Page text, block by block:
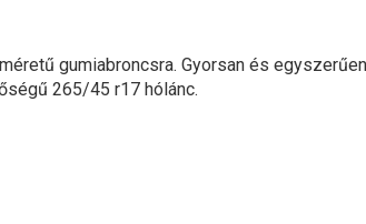
gumiabroncsra. Gyorsan és
265/45 r17 hólánc.